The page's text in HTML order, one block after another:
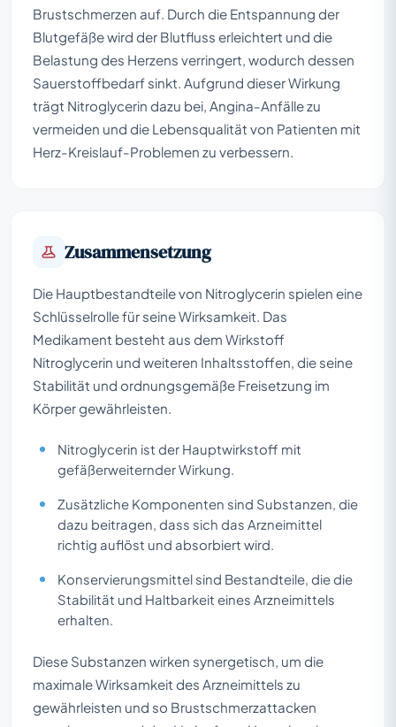
Brustschmerzen auf. Durch die Entspannung der
Blutgefäße wird der Blutfluss erleichtert und die
Belastung des Herzens verringert, wodurch dessen
Sauerstoffbedarf sinkt. Aufgrund dieser Wirkung
trägt Nitroglycerin dazu bei, Angina-Anfälle zu
vermeiden und die Lebensqualität von Patienten mit
Herz-Kreislauf-Problemen zu verbessern.
Zusammensetzung
Die Hauptbestandteile von Nitroglycerin spielen eine
Schlüsselrolle für seine Wirksamkeit. Das
Medikament besteht aus dem Wirkstoff
Nitroglycerin und weiteren Inhaltsstoffen, die seine
Stabilität und ordnungsgemäße Freisetzung im
Körper gewährleisten.
Nitroglycerin ist der Hauptwirkstoff mit
gefäßerweiternder Wirkung.
Zusätzliche Komponenten sind Substanzen, die
dazu beitragen, dass sich das Arzneimittel
richtig auflöst und absorbiert wird.
Konservierungsmittel sind Bestandteile, die die
Stabilität und Haltbarkeit eines Arzneimittels
erhalten.
Diese Substanzen wirken synergetisch, um die
maximale Wirksamkeit des Arzneimittels zu
gewährleisten und so Brustschmerzattacken